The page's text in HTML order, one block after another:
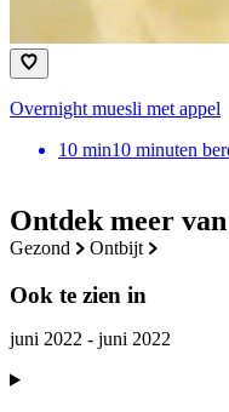
Ontdek meer
gezond ontbijt
Ook te zien in
juni 2022 - juni 2022
Overnight muesli met appel
10 min10 minuten